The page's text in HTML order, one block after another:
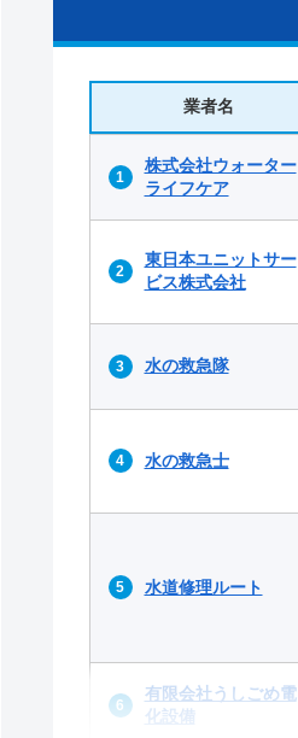
業者名
株式会社ウォーター
ライフケア
東日本ユニットサー
ビス株式会社
水の救急隊
水の救急士
水道修理ルート
有限会社うしごめ電
化設備